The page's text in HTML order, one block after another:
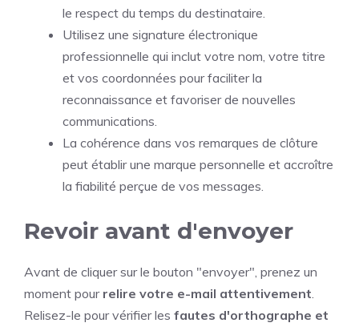
le respect du temps du destinataire.
Utilisez une signature électronique
professionnelle qui inclut votre nom, votre titre
et vos coordonnées pour faciliter la
reconnaissance et favoriser de nouvelles
communications.
La cohérence dans vos remarques de clôture
peut établir une marque personnelle et accroître
la fiabilité perçue de vos messages.
Revoir avant d'envoyer
Avant de cliquer sur le bouton "envoyer", prenez un
moment pour relire votre e-mail attentivement
Relisez-le pour vérifier les fautes d'orthographe et